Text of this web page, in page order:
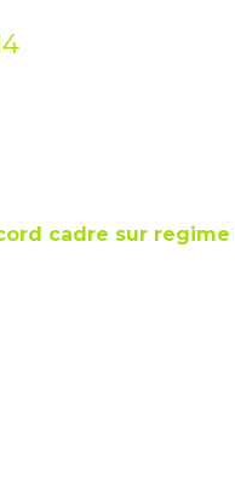
cadre sur